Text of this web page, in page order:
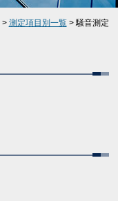
> 測定項目別一覧> 騒音測定